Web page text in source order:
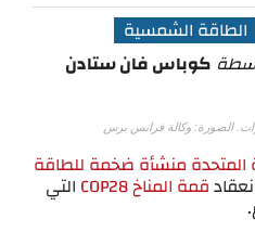
الطاقة الشمسية
كوباس فان ستادن
الصورة: وكالة فرانس برس
المتحدة منشأة ضخمة للطاقة
قمة المناخ COP28 التي